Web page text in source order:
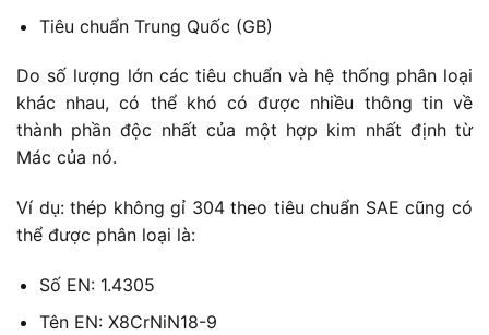
Tiêu chuẩn Trung Quốc (GB)
Do số lượng lớn các tiêu chuẩn và hệ thống phân loại
khác nhau, có thể khó có được nhiều thông tin về
thành phần độc nhất của một hợp kim nhất định từ
Mác của nó.
Ví dụ: thép không gỉ 304 theo tiêu chuẩn SAE cũng có
thể được phân loại là:
Số EN: 1.4305
Tên EN: X8CrNiN18-9